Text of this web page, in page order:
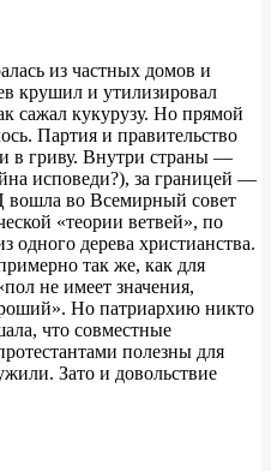
из частных домов и
крушил и утилизировал
сажал кукурузу. Но прямой
Партия и правительство
в гриву. Внутри страны —
исповеди?), за границей —
во Всемирный совет
«теории ветвей», по
одного дерева христианства.
так же, как для
не имеет значения,
Но патриархию никто
что совместные
полезны для
Зато и довольствие